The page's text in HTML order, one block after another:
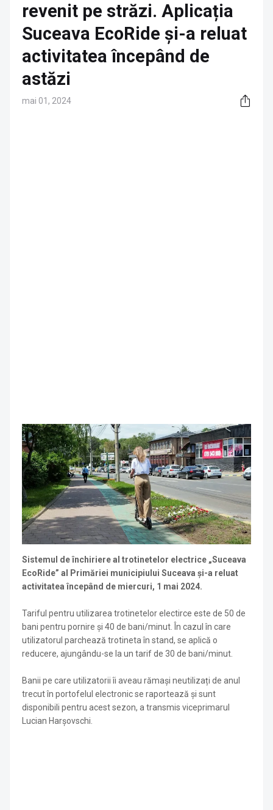
revenit pe străzi. Aplicația
Suceava EcoRide și-a reluat
activitatea începând de
astăzi
mai 01, 2024
Sistemul de închiriere al trotinetelor electrice „Suceava
EcoRide” al Primăriei municipiului Suceava și-a reluat
activitatea începând de miercuri, 1 mai 2024.
Tariful pentru utilizarea trotinetelor electirce este de 50 de
bani pentru pornire și 40 de bani/minut. În cazul în care
utilizatorul parchează trotineta în stand, se aplică o
reducere, ajungându-se la un tarif de 30 de bani/minut.
Banii pe care utilizatorii îi aveau rămași neutilizați de anul
trecut în portofelul electronic se raportează și sunt
disponibili pentru acest sezon, a transmis viceprimarul
Lucian Harșovschi.